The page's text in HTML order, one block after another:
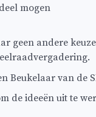
mogen
geen andere
Beukelaar van de
de ideeën uit te